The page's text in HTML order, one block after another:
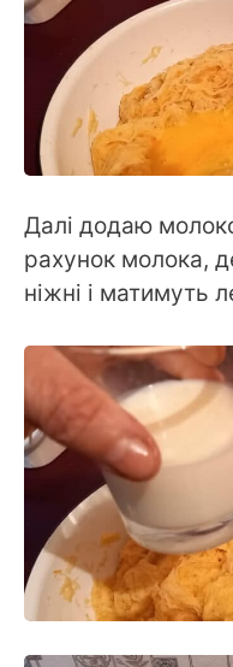
Далі додаю
рахунок молока,
ніжні і матимуть